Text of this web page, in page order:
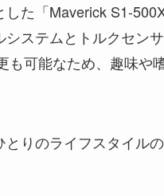
た「Maverick S1-
ステムとトルクセン
可能​​なため、趣味や
りのライフスタイル